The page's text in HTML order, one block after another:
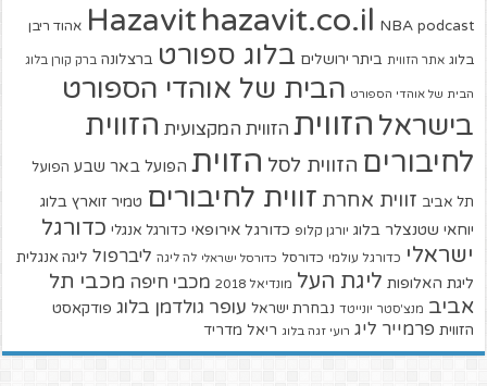
Hazavit hazavit.co.il NBA podcast אהוד ריבן
בלוג אתר הזווית ביתר ירושלים בלוג ספורט ברצלונה ברק קורן בלוג
הבית של אוהדי הספורט הבית של אוהדי הספורט
בישראל הזווית הזווית המקצועית הזווית
לחיבורים הזווית לסל הזוית הפועל באר שבע הפועל
תל אביב זווית אחרת זווית לחיבורים טמיר זוארץ בלוג
יוחאי שטנצלר בלוג יורגן קלופ כדורגל אירופאי כדורגל אנגלי כדורגל
ישראלי כדורגל עולמי כדורסל כדורסל ישראלי לה ליגה ליברפול ליגה אנגלית
ליגת האלופות ליגת העל מונדיאל 2018 מכבי חיפה מכבי תל
אביב מנצ'סטר יונייטד נבחרת ישראל עופר גולדמן בלוג פודקאסט
הזווית פרמייר ליג רועי זגה בלוג ריאל מדריד